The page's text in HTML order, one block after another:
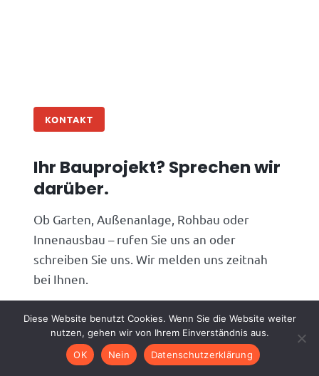
KONTAKT
Ihr Bauprojekt? Sprechen wir
darüber.
Ob Garten, Außenanlage, Rohbau oder
Innenausbau – rufen Sie uns an oder
schreiben Sie uns. Wir melden uns zeitnah
bei Ihnen.
Telefon
06074 4826910
E-Mailinfo@alphagc.de
Diese Website benutzt Cookies. Wenn Sie die Website weiter
nutzen, gehen wir von Ihrem Einverständnis aus.
OK
Nein Datenschutzerklärung